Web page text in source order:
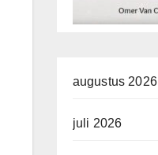
augustus 2026
juli 2026